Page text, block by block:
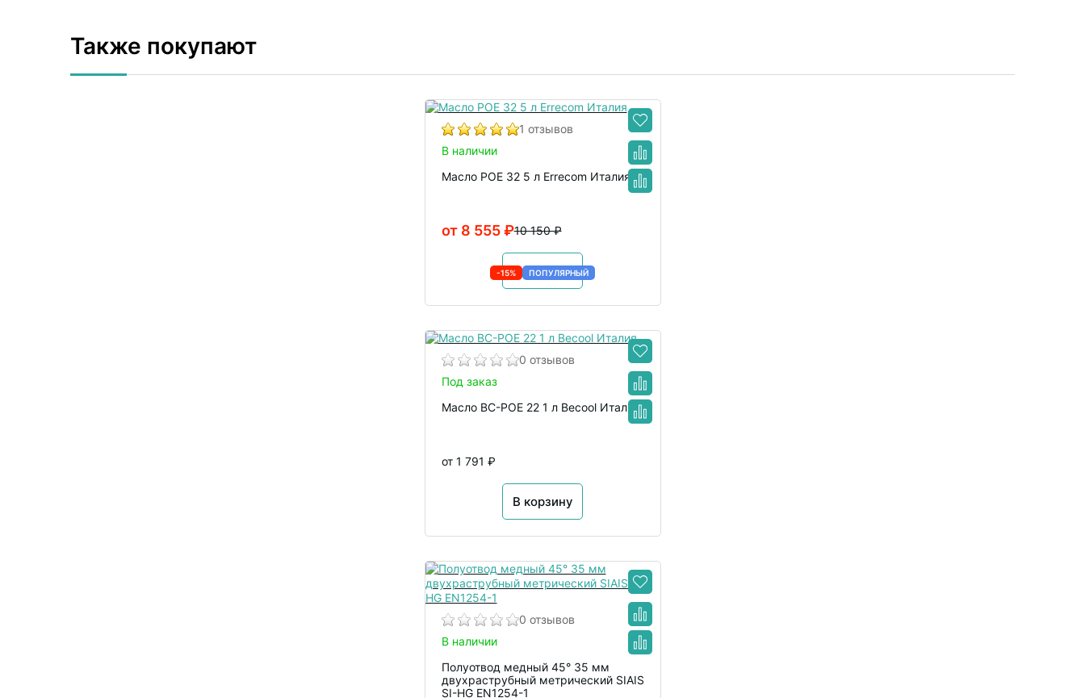
Также покупают
1 отзывов
В наличии
Масло POE 32 5 л Errecom Италия
10 150 ₽
от 8 555 ₽
В корзину
-15% ПОПУЛЯРНЫЙ
0 отзывов
Под заказ
Масло BC-POE 22 1 л Becool Италия
от 1 791 ₽
В корзину
0 отзывов
В наличии
Полуотвод медный 45° 35 мм
двухраструбный метрический SIAIS
SI-HG EN1254-1